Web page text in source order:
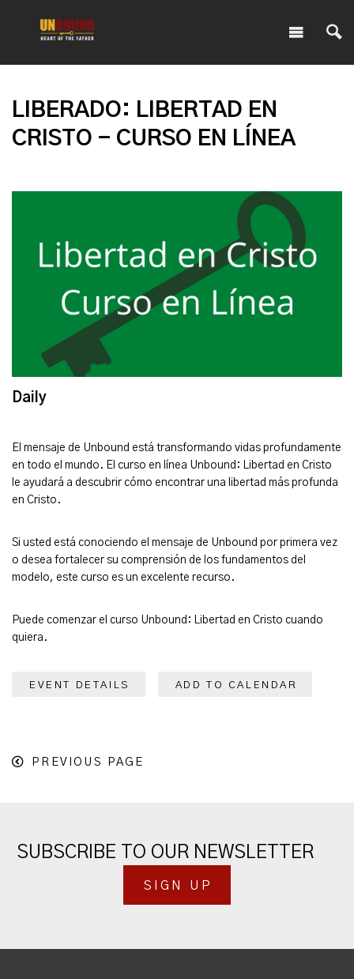
LIBERADO: LIBERTAD EN
CRISTO - CURSO EN LÍNEA
Daily
El mensaje de Unbound está transformando vidas profundamente
en todo el mundo. El curso en línea Unbound: Libertad en Cristo
le ayudará a descubrir cómo encontrar una libertad más profunda
en Cristo.
Si usted está conociendo el mensaje de Unbound por primera vez
o desea fortalecer su comprensión de los fundamentos del
modelo, este curso es un excelente recurso.
Puede comenzar el curso Unbound: Libertad en Cristo cuando
quiera.
EVENT DETAILS ADD TO CALENDAR
PREVIOUS PAGE
SUBSCRIBE TO OUR NEWSLETTER
SIGN UP